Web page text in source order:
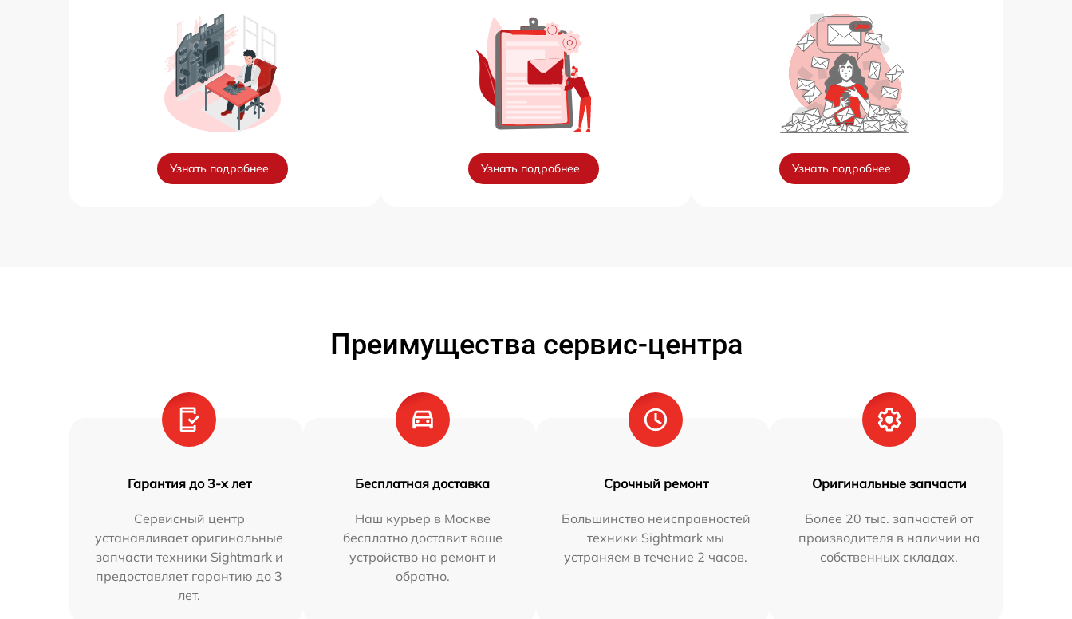
Узнать подробнее Узнать подробнее Узнать подробнее
Преимущества сервис-центра
Гарантия до 3-х лет
Сервисный центр
устанавливает оригинальные
запчасти техники Sightmark и
предоставляет гарантию до 3
лет.
Бесплатная доставка
Наш курьер в Москве
бесплатно доставит ваше
устройство на ремонт и
обратно.
Срочный ремонт
Большинство неисправностей
техники Sightmark мы
устраняем в течение 2 часов.
Оригинальные запчасти
Более 20 тыс. запчастей от
производителя в наличии на
собственных складах.